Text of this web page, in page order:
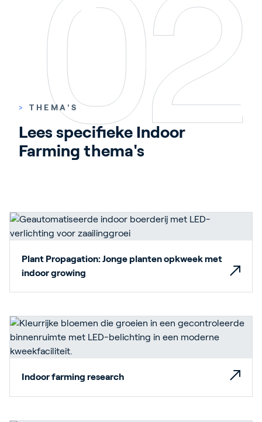
> THEMA'S
Lees specifieke Indoor
Farming thema's
Plant Propagation: Jonge planten opkweek met
indoor growing
Indoor farming research